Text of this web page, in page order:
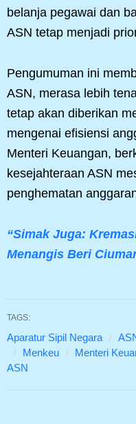
belanja pegawai dan
ASN tetap menjadi
Pengumuman ini
ASN, merasa lebih
tetap akan diberikan
mengenai efisiensi
Menteri Keuangan,
kesejahteraan ASN
penghematan
“Simak Juga:
Menangis Beri
TAGS:
Aparatur Sipil Negara
Menkeu
Menteri
ASN